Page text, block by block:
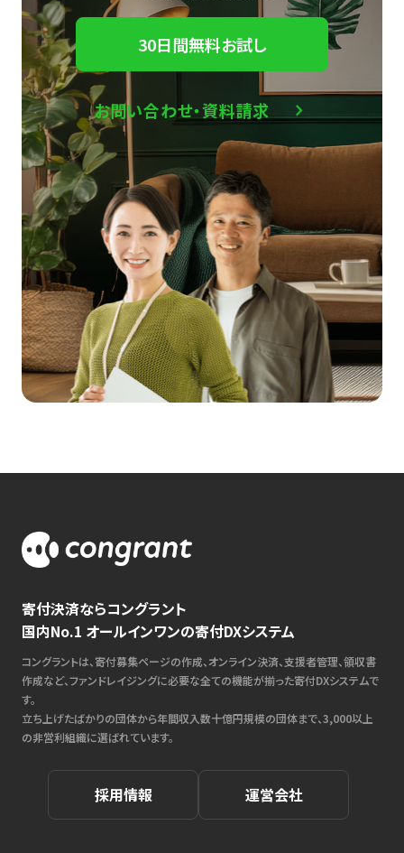
30日間無料お試し
お問い合わせ・資料請求
寄付決済ならコングラント
国内No.1 オールインワンの寄付DXシステム
コングラントは、寄付募集ページの作成、オンライン決済、支援者管理、領収書
作成など、ファンドレイジングに必要な全ての機能が揃った寄付DXシステムで
す。
立ち上げたばかりの団体から年間収入数十億円規模の団体まで、3,000以上
の非営利組織に選ばれています。
採用情報 運営会社